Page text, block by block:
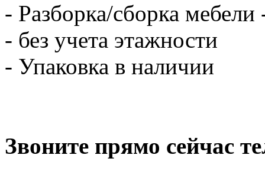
- Разборка/сборка мебели
- без учета этажности
- Упаковка в наличии
Звоните прямо сейчас